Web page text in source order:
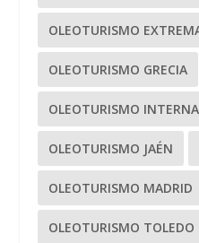
OLEOTURISMO
OLEOTURISMO GRECIA
OLEOTURISMO
OLEOTURISMO JAÉN
OLEOTURISMO MADRID
OLEOTURISMO TOLEDO